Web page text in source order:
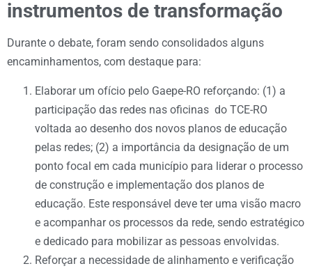
instrumentos de transformação
Durante o debate, foram sendo consolidados alguns
encaminhamentos, com destaque para:
Elaborar um ofício pelo Gaepe-RO reforçando: (1) a
participação das redes nas oficinas do TCE-RO
voltada ao desenho dos novos planos de educação
pelas redes; (2) a importância da designação de um
ponto focal em cada município para liderar o processo
de construção e implementação dos planos de
educação. Este responsável deve ter uma visão macro
e acompanhar os processos da rede, sendo estratégico
e dedicado para mobilizar as pessoas envolvidas.
Reforçar a necessidade de alinhamento e verificação